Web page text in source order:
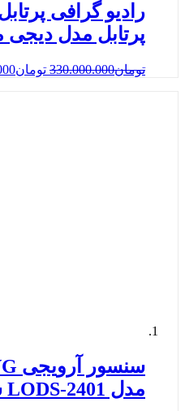
رادیو گرافی
پرتابل مدل دیجی
تومان330.000.000 تومان
مدل LODS-2401 سایز 1